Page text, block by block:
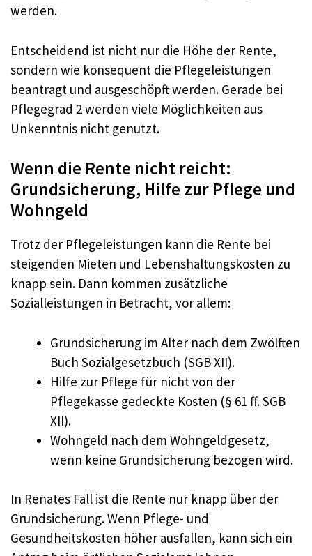
werden.
Entscheidend ist nicht nur die Höhe der Rente,
sondern wie konsequent die Pflegeleistungen
beantragt und ausgeschöpft werden. Gerade bei
Pflegegrad 2 werden viele Möglichkeiten aus
Unkenntnis nicht genutzt.
Wenn die Rente nicht reicht:
Grundsicherung, Hilfe zur Pflege und
Wohngeld
Trotz der Pflegeleistungen kann die Rente bei
steigenden Mieten und Lebenshaltungskosten zu
knapp sein. Dann kommen zusätzliche
Sozialleistungen in Betracht, vor allem:
Grundsicherung im Alter nach dem Zwölften
Buch Sozialgesetzbuch (SGB XII).
Hilfe zur Pflege für nicht von der
Pflegekasse gedeckte Kosten (§ 61 ff. SGB
XII).
Wohngeld nach dem Wohngeldgesetz,
wenn keine Grundsicherung bezogen wird.
In Renates Fall ist die Rente nur knapp über der
Grundsicherung. Wenn Pflege- und
Gesundheitskosten höher ausfallen, kann sich ein